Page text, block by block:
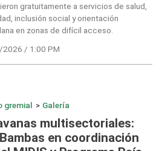
gratuitamente a servicios de salud,
inclusión social y orientación
en zonas de difícil acceso.
/ 1:00 PM
gremial > Galería
multisectoriales:
en coordinación